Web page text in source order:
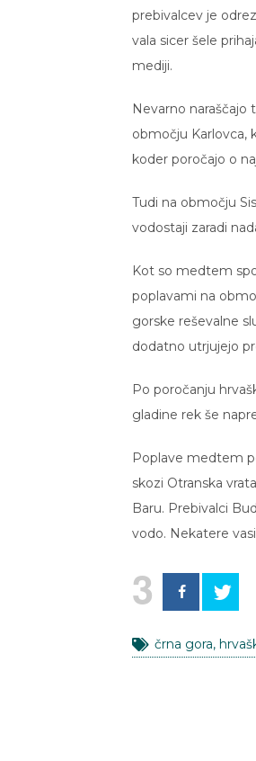
prebivalcev je
vala sicer šele
mediji.
Nevarno naraščajo
območju Karlovca,
koder poročajo o
Tudi na območju
vodostaji zaradi
Kot so medtem
poplavami na
gorske reševalne
dodatno utrjujejo
Po poročanju
gladine rek še
Poplave medtem
skozi Otranska
Baru. Prebivalci
vodo. Nekatere
3
črna gora,